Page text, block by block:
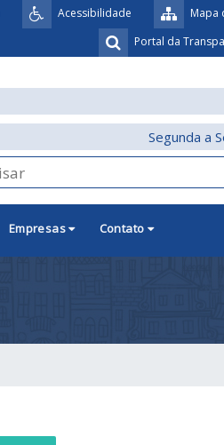
Mapa
Acessibilidade
Portal da
Segunda a
Empresas Contato